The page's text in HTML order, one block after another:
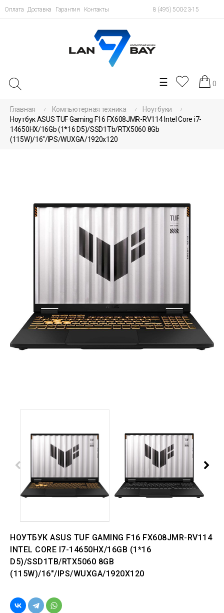
Оплата Доставка Гарантия Контакты 8 (495) 500-23-15
Toggle
navigation
☰ 0
Главная Компьютерная техника
Ноутбуки
Ноутбук ASUS TUF Gaming F16 FX608JMR-RV114 Intel Core i7-
14650HX/16Gb (1*16 D5)/SSD1Tb/RTX5060 8Gb
(115W)/16"/IPS/WUXGA/1920x120
НОУТБУК ASUS TUF GAMING F16 FX608JMR-RV114
INTEL CORE I7-14650HX/16GB (1*16
D5)/SSD1TB/RTX5060 8GB
(115W)/16"/IPS/WUXGA/1920X120